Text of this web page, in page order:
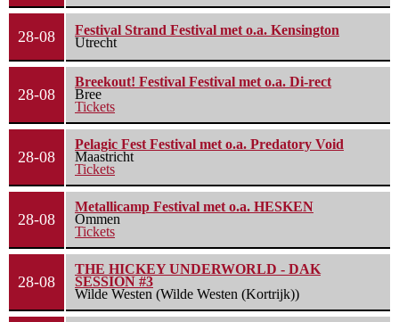
28-08
Festival Strand Festival met o.a. Kensington
Utrecht
28-08
Breekout! Festival Festival met o.a. Di-rect
Bree
Tickets
28-08
Pelagic Fest Festival met o.a. Predatory Void
Maastricht
Tickets
28-08
Metallicamp Festival met o.a. HESKEN
Ommen
Tickets
28-08
THE HICKEY UNDERWORLD - DAK
SESSION #3
Wilde Westen (Wilde Westen (Kortrijk))